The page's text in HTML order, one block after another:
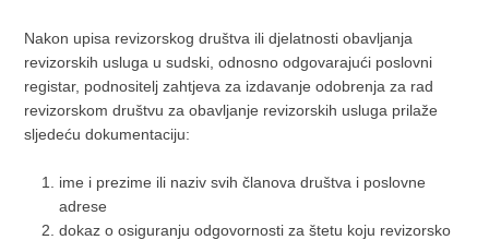
Nakon upisa revizorskog društva ili djelatnosti obavljanja
revizorskih usluga u sudski, odnosno odgovarajući poslovni
registar, podnositelj zahtjeva za izdavanje odobrenja za rad
revizorskom društvu za obavljanje revizorskih usluga prilaže
sljedeću dokumentaciju:
ime i prezime ili naziv svih članova društva i poslovne
adrese
dokaz o osiguranju odgovornosti za štetu koju revizorsko